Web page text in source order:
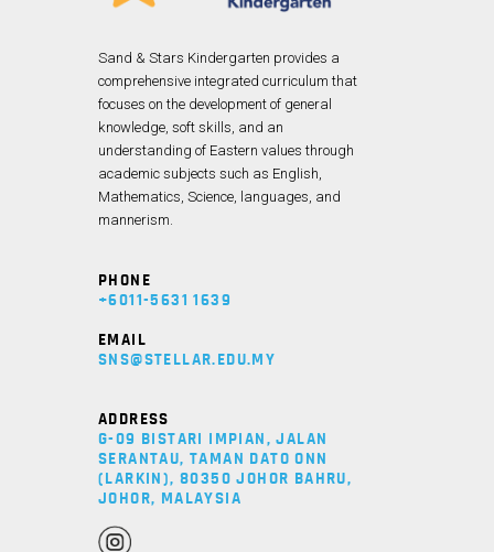
Sand & Stars Kindergarten provides a
comprehensive integrated curriculum that
focuses on the development of general
knowledge, soft skills, and an
understanding of Eastern values through
academic subjects such as English,
Mathematics, Science, languages, and
mannerism.
PHONE
+6011-5631 1639
EMAIL
SNS@STELLAR.EDU.MY
ADDRESS
G-09 BISTARI IMPIAN, JALAN
SERANTAU, TAMAN DATO ONN
(LARKIN), 80350 JOHOR BAHRU,
JOHOR, MALAYSIA